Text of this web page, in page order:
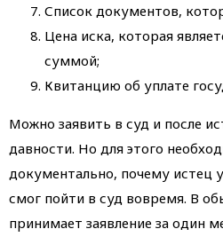
Список документов,
Цена иска, которая
суммой;
Квитанцию об уплате
Можно заявить в суд и после
давности. Но для этого
документально, почему истец
смог пойти в суд вовремя. В
принимает заявление за один